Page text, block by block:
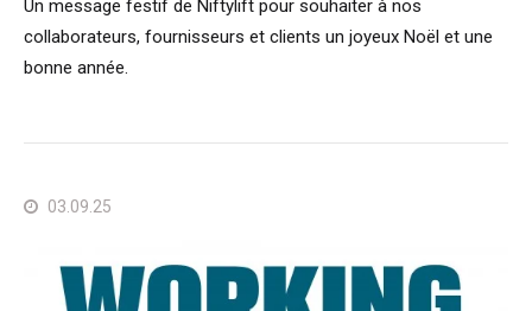
Un message festif de Niftylift pour souhaiter à nos
collaborateurs, fournisseurs et clients un joyeux Noël et une
bonne année.
03.09.25